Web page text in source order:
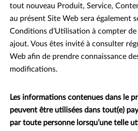
tout nouveau Produit, Service,
au présent Site Web sera également
Conditions d’Utilisation à compter de
ajout. Vous êtes invité à consulter
Web afin de prendre connaissance
modifications.
Les informations contenues dans le
peuvent être utilisées dans tout(e)
par toute personne lorsqu’une telle